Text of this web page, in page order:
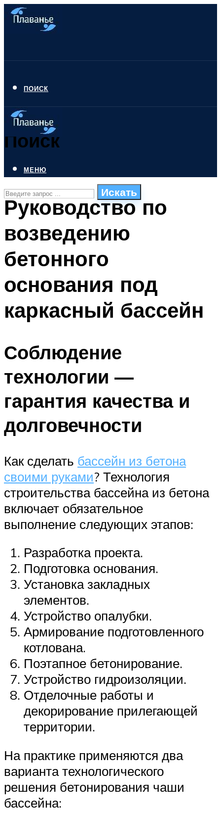
ПОИСК
Поиск
Искать
СТИЛИ ПЛАВАНЬЯ
ПЛАВАНЬЕ ДЛЯ ДЕТЕЙ
БАССЕЙН ДЛЯ ДОМА
МЕНЮ
МЕНЮ
Руководство по
возведению
бетонного
основания под
каркасный бассейн
Соблюдение
технологии —
гарантия качества и
долговечности
Как сделать бассейн из бетона
своими руками? Технология
строительства бассейна из бетона
включает обязательное
выполнение следующих этапов:
Разработка проекта.
Подготовка основания.
Установка закладных
элементов.
Устройство опалубки.
Армирование подготовленного
котлована.
Поэтапное бетонирование.
Устройство гидроизоляции.
Отделочные работы и
декорирование прилегающей
территории.
На практике применяются два
варианта технологического
решения бетонирования чаши
бассейна: